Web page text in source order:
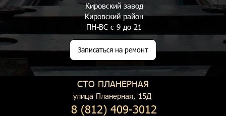
Кировский завод
Кировский район
ПН-ВС с 9 до 21
Записаться на ремонт
СТО ПЛАНЕРНАЯ
улица Планерная, 15Д
8 (812) 409-3012